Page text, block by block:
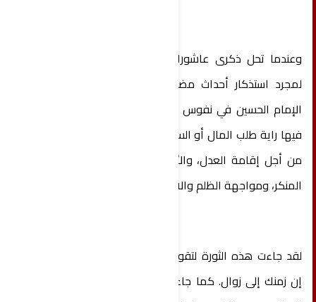
وعندما تحل ذكرى عاشوراء كل عام، فإنها لا تأتي
لمجرد استذكار أحداث مضت، بل لإحياء مبادئ ثورة
الإمام الحسين في نفوس الأحرار. فهي ثورة لم تُرفع
فيها راية طلب المال أو السلطة أو الجاه، وإنما قامت
من أجل إقامة العدل، والأمر بالمعروف، والنهي عن
المنكر، ومواجهة الظلم والانحراف.
لقد جاءت هذه الثورة لتقول للباطل: كفى، وللطغيان:
إن زمنك إلى زوال. كما جاءت لتبعث الأمل في نفوس